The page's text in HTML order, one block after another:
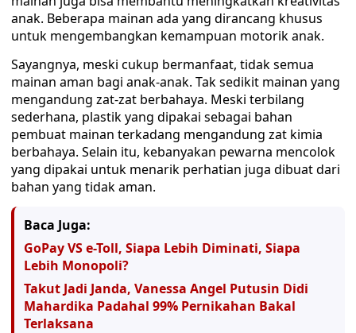
anak. Beberapa mainan ada yang dirancang khusus
untuk mengembangkan kemampuan motorik anak.
Sayangnya, meski cukup bermanfaat, tidak semua
mainan aman bagi anak-anak. Tak sedikit mainan yang
mengandung zat-zat berbahaya. Meski terbilang
sederhana, plastik yang dipakai sebagai bahan
pembuat mainan terkadang mengandung zat kimia
berbahaya. Selain itu, kebanyakan pewarna mencolok
yang dipakai untuk menarik perhatian juga dibuat dari
bahan yang tidak aman.
Baca Juga:
GoPay VS e-Toll, Siapa Lebih Diminati, Siapa
Lebih Monopoli?
Takut Jadi Janda, Vanessa Angel Putusin Didi
Mahardika Padahal 99% Pernikahan Bakal
Terlaksana